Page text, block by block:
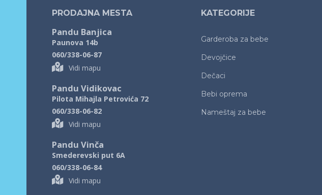
PRODAJNA MESTA
Pandu Banjica
Paunova 14b
060/338-06-87
Vidi mapu
Pandu Vidikovac
Pilota Mihajla Petrovića 72
060/338-06-82
Vidi mapu
Pandu Vinča
Smederevski put 6A
060/338-06-84
Vidi mapu
KATEGORIJE
Garderoba za bebe
Devojčice
Dečaci
Bebi oprema
Nameštaj za bebe